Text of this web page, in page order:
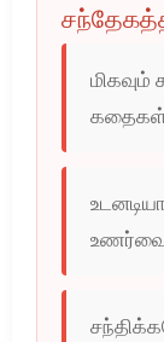
மிகவும்
உணர்வை